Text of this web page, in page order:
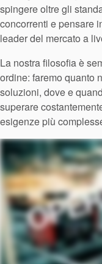
Contatti
Articoli
spingere oltre gli
concorrenti e pensare
leader del mercato a
La nostra filosofia è
ordine: faremo quanto
soluzioni, dove e
superare
esigenze più